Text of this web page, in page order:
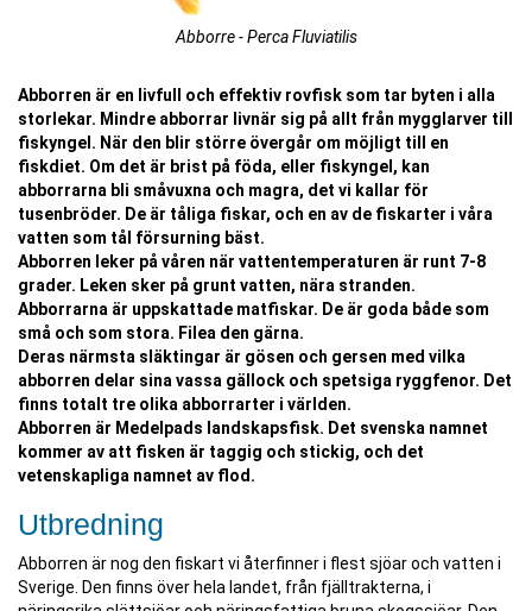
Abborre - Perca Fluviatilis
Abborren är en livfull och effektiv rovfisk som tar byten i alla
storlekar. Mindre abborrar livnär sig på allt från mygglarver till
fiskyngel. När den blir större övergår om möjligt till en
fiskdiet. Om det är brist på föda, eller fiskyngel, kan
abborrarna bli småvuxna och magra, det vi kallar för
tusenbröder. De är tåliga fiskar, och en av de fiskarter i våra
vatten som tål försurning bäst.
Abborren leker på våren när vattentemperaturen är runt 7-8
grader. Leken sker på grunt vatten, nära stranden.
Abborrarna är uppskattade matfiskar. De är goda både som
små och som stora. Filea den gärna.
Deras närmsta släktingar är gösen och gersen med vilka
abborren delar sina vassa gällock och spetsiga ryggfenor. Det
finns totalt tre olika abborrarter i världen.
Abborren är Medelpads landskapsfisk. Det svenska namnet
kommer av att fisken är taggig och stickig, och det
vetenskapliga namnet av flod.
Utbredning
Abborren är nog den fiskart vi återfinner i flest sjöar och vatten i
Sverige. Den finns över hela landet, från fjälltrakterna, i